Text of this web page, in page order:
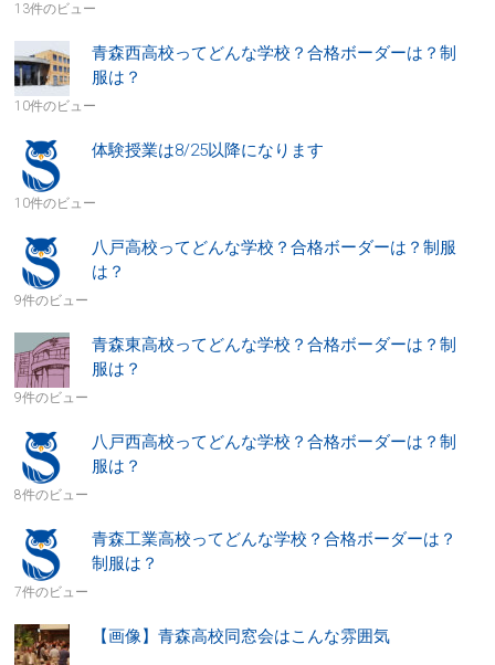
13件のビュー
青森西高校ってどんな学校？合格ボーダーは？制
服は？
10件のビュー
体験授業は8/25以降になります
10件のビュー
八戸高校ってどんな学校？合格ボーダーは？制服
は？
9件のビュー
青森東高校ってどんな学校？合格ボーダーは？制
服は？
9件のビュー
八戸西高校ってどんな学校？合格ボーダーは？制
服は？
8件のビュー
青森工業高校ってどんな学校？合格ボーダーは？
制服は？
7件のビュー
【画像】青森高校同窓会はこんな雰囲気